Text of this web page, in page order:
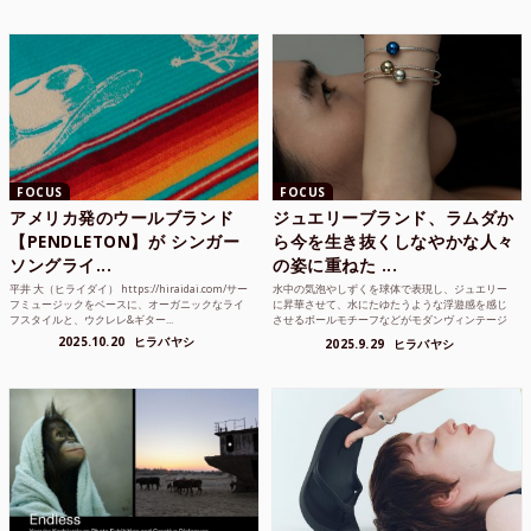
FOCUS
アメリカ発のウールブランド
【PENDLETON】が シンガー
ソングライ...
平井 大（ヒライダイ） https://hiraidai.com/サー
フミュージックをベースに、オーガニックなライ
フスタイルと、ウクレレ&ギター...
2025.10.20 ヒラバヤシ
FOCUS
ジュエリーブランド、ラムダか
ら今を生き抜くしなやかな人々
の姿に重ねた ...
水中の気泡やしずくを球体で表現し、ジュエリー
に昇華させて、水にたゆたうような浮遊感を感じ
させるボールモチーフなどがモダンヴィンテージ
2025.9.29 ヒラバヤシ